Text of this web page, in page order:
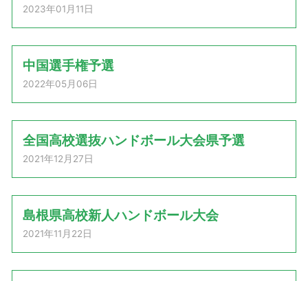
2023年01月11日
中国選手権予選
2022年05月06日
全国高校選抜ハンドボール大会県予選
2021年12月27日
島根県高校新人ハンドボール大会
2021年11月22日